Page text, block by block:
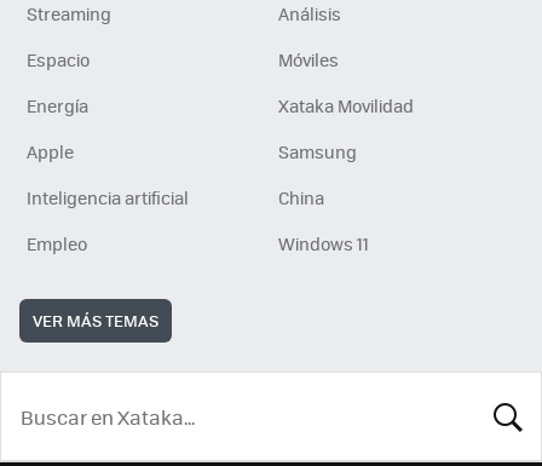
Streaming
Análisis
Espacio
Móviles
Energía
Xataka Movilidad
Apple
Samsung
Inteligencia artificial
China
Empleo
Windows 11
VER MÁS TEMAS